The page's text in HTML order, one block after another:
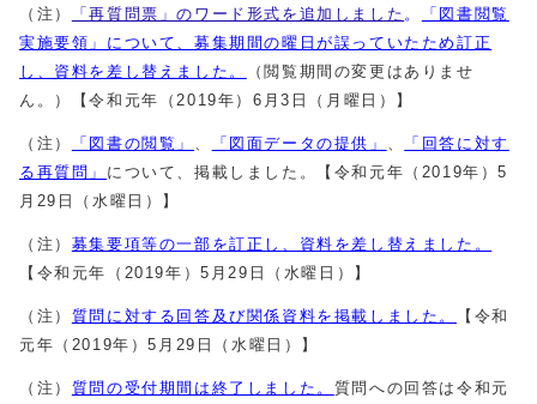
（注） 「再質問票」のワード形式を追加しました 。
「図書閲覧
実施要領」について、募集期間の曜日が誤っていたため 訂正
し、資料を差し替えました。
（閲覧期間の変更はありませ
ん。）【令和元年（2019年）6月3日（月曜日）】
（注） 「図書の閲覧」 、 「図面データの提供」 、
「回答に対す
る再質問」 について、掲載しました。【令和元年（2019年）5
月29日（水曜日）】
（注） 募集要項等の一部を訂正し、資料を差し替えました。
【令和元年（2019年）5月29日（水曜日）】
（注） 質問に対する回答及び関係資料を掲載しました。
【令和
元年（2019年）5月29日（水曜日）】
（注） 質問の受付期間は終了しました。 質問への回答は令和元